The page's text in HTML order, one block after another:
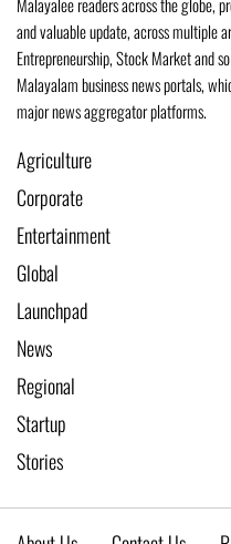
Malayalee readers across the globe,
and valuable update, across multiple
Entrepreneurship, Stock Market and
Malayalam business news portals,
major news aggregator platforms.
Agriculture
Corporate
Entertainment
Global
Launchpad
News
Regional
Startup
Stories